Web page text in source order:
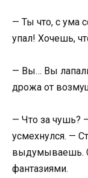
— Ты что, с ума
упал! Хочешь,
— Вы… Вы
дрожа от
— Что за чушь?
усмехнулся. —
выдумываешь.
фантазиями.